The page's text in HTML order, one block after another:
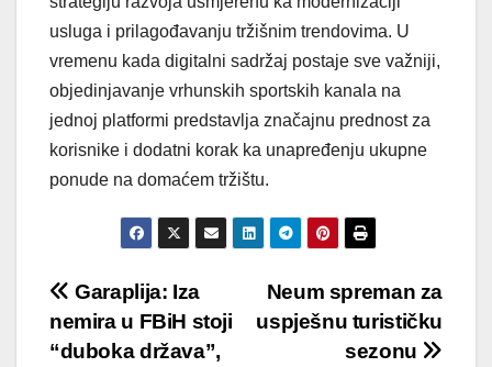
usluga i prilagođavanju tržišnim trendovima. U
vremenu kada digitalni sadržaj postaje sve važniji,
objedinjavanje vrhunskih sportskih kanala na
jednoj platformi predstavlja značajnu prednost za
korisnike i dodatni korak ka unapređenju ukupne
ponude na domaćem tržištu.
Post
navigation
Neum spreman za
uspješnu turističku
sezonu
Garaplija: Iza
nemira u FBiH stoji
“duboka država”,